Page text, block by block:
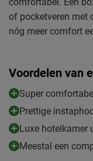
of pocketveren met
nóg meer comfort
Voordelen van
Super
Prettige
Luxe hotelkamer
Meestal een